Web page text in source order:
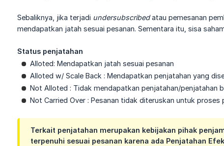
Sebaliknya, jika terjadi undersubscribedatau pemesanan
mendapatkan jatah sesuai pesanan. Sementara itu, sisa
Status penjatahan
Alloted: Mendapatkan jatah sesuai pesanan
Alloted w/ Scale Back : Mendapatkan penjatahan yang
Not Alloted : Tidak mendapatkan penjatahan/penjatahan
Not Carried Over : Pesanan tidak diteruskan untuk proses
Terkait penjatahan merupakan kebijakan pihak
terpenuhi sesuai pesanan karena ada Penjatahan